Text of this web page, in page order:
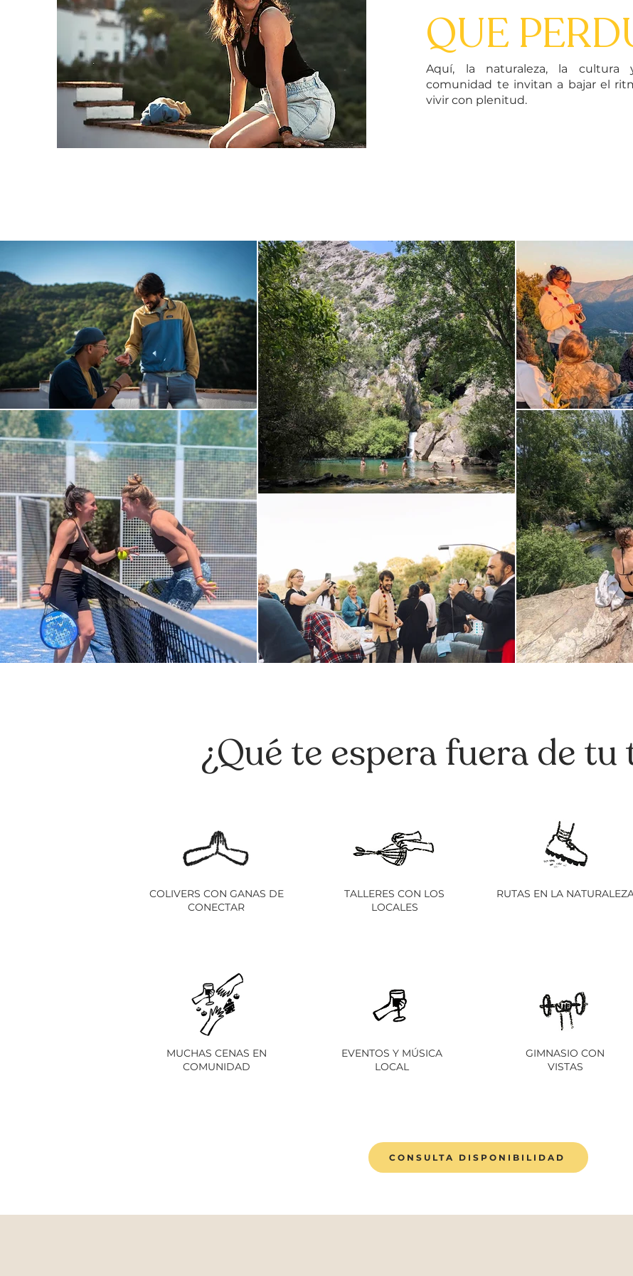
QUE
Aquí, la naturaleza, la cultura
comunidad te invitan a bajar el
vivir con plenitud.
¿Qué te espera fuera de tu
COLIVERS CON GANAS DE
CONECTAR
TALLERES CON LOS
LOCALES
RUTAS EN LA
MUCHAS CENAS EN
COMUNIDAD
EVENTOS Y MÚSICA
LOCAL
GIMNASIO CON
VISTAS
CONSULTA DISPONIBILIDAD